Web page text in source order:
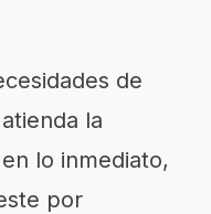
de
la
lo inmediato,
por